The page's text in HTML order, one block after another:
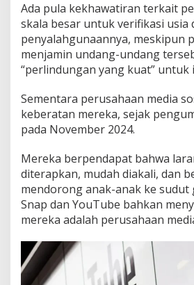
Ada pula kekhawatiran terkait
skala besar untuk verifikasi usia
penyalahgunaannya, meskipun
menjamin undang-undang
“perlindungan yang kuat”
Sementara perusahaan media
keberatan mereka, sejak
pada November 2024.
Mereka berpendapat bahwa
diterapkan, mudah diakali, dan
mendorong anak-anak ke sudut
Snap dan YouTube bahkan
mereka adalah perusahaan